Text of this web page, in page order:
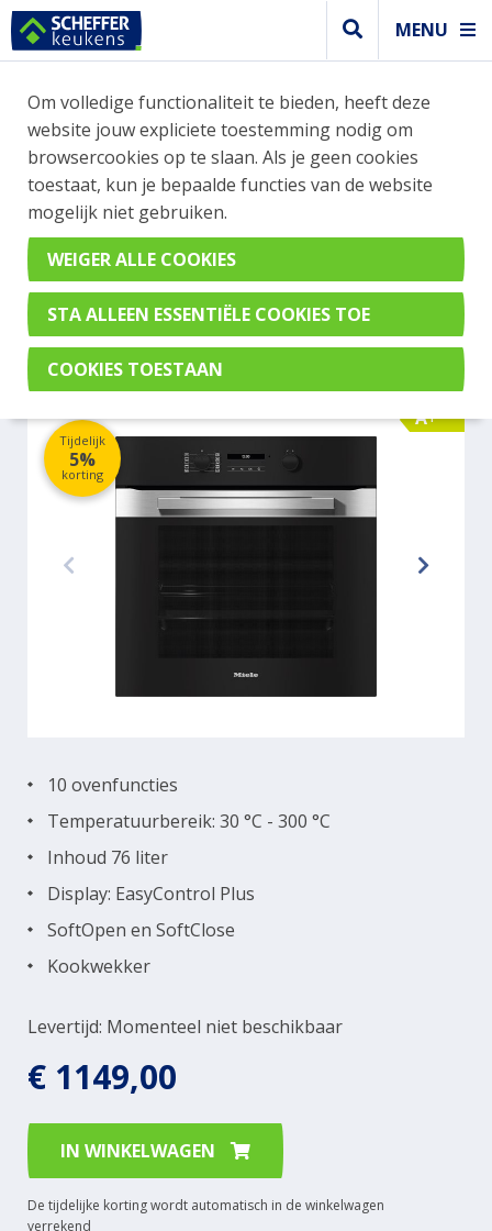
MENU
WEBSHOP BESTELLINGEN
Je kan tijdelijk geen bestelling plaatsen. Wil je je
vast oriënteren? Vergelijk eenvoudig apparaten
en merken met elkaar. Klik hier voor meer
informatie.
Oven
MIELE H2861-1BCLST
Tijdelijk
5%
korting
A+
Levertijd: Momenteel niet beschikbaar
10 ovenfuncties
Temperatuurbereik: 30 °C - 300 °C
Inhoud 76 liter
Display: EasyControl Plus
SoftOpen en SoftClose
Kookwekker
€ 1149,00
IN WINKELWAGEN
De tijdelijke korting wordt automatisch in de winkelwagen
verrekend
Om volledige functionaliteit te bieden, heeft deze
website jouw expliciete toestemming nodig om
browsercookies op te slaan. Als je geen cookies
toestaat, kun je bepaalde functies van de website
mogelijk niet gebruiken.